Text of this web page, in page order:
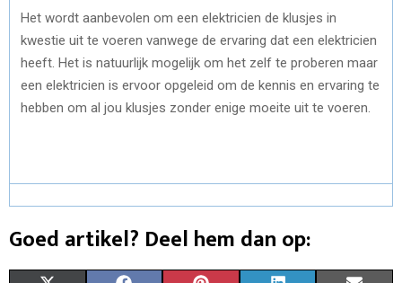
Het wordt aanbevolen om een elektricien de klusjes in
kwestie uit te voeren vanwege de ervaring dat een elektricien
heeft. Het is natuurlijk mogelijk om het zelf te proberen maar
een elektricien is ervoor opgeleid om de kennis en ervaring te
hebben om al jou klusjes zonder enige moeite uit te voeren.
Goed artikel? Deel hem dan op: